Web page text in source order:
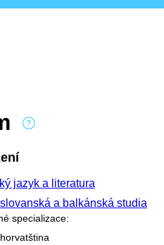
jazyk a literatura
a balkánská studia
specializace: